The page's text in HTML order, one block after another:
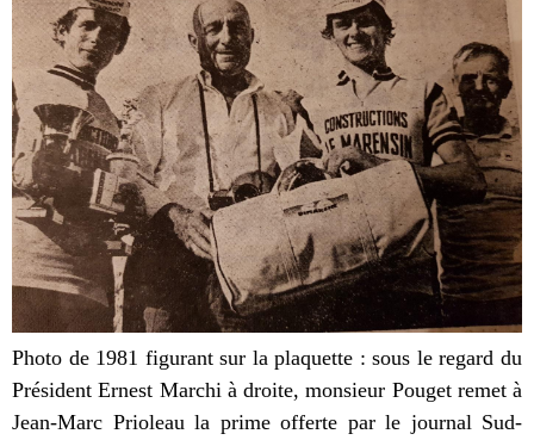
Photo de 1981 figurant sur la plaquette : sous le regard du
Président Ernest Marchi à droite, monsieur Pouget remet à
Jean-Marc Prioleau la prime offerte par le journal Sud-